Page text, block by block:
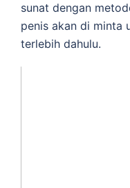
sunat dengan
penis akan di minta
terlebih dahulu.